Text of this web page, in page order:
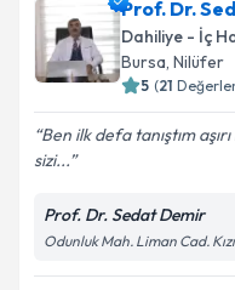
Prof. Dr.
Dahiliye - İç
Bursa, Nilüfer
5 (21
Ben ilk defa tanıştım
sizi...
Prof. Dr. Sedat Demir
Odunluk Mah. Liman Cad.